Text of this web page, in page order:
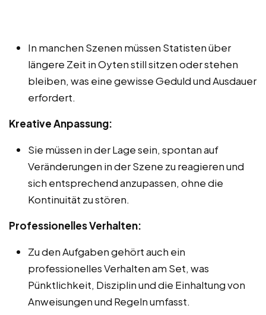
In manchen Szenen müssen Statisten über
längere Zeit in Oyten still sitzen oder stehen
bleiben, was eine gewisse Geduld und Ausdauer
erfordert.
Kreative Anpassung:
Sie müssen in der Lage sein, spontan auf
Veränderungen in der Szene zu reagieren und
sich entsprechend anzupassen, ohne die
Kontinuität zu stören.
Professionelles Verhalten:
Zu den Aufgaben gehört auch ein
professionelles Verhalten am Set, was
Pünktlichkeit, Disziplin und die Einhaltung von
Anweisungen und Regeln umfasst.